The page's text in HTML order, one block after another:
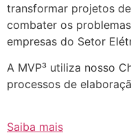
transformar projetos
combater os
empresas do Setor
A MVP³ utiliza nosso
processos de
Saiba mais